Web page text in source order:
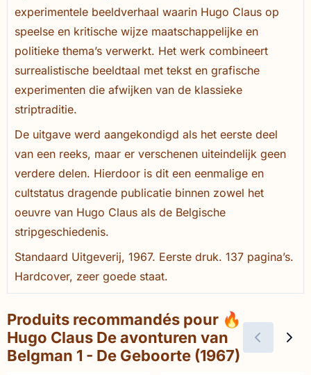
experimentele beeldverhaal waarin Hugo Claus op
speelse en kritische wijze maatschappelijke en
politieke thema’s verwerkt. Het werk combineert
surrealistische beeldtaal met tekst en grafische
experimenten die afwijken van de klassieke
striptraditie.
De uitgave werd aangekondigd als het eerste deel
van een reeks, maar er verschenen uiteindelijk geen
verdere delen. Hierdoor is dit een eenmalige en
cultstatus dragende publicatie binnen zowel het
oeuvre van Hugo Claus als de Belgische
stripgeschiedenis.
Standaard Uitgeverij, 1967. Eerste druk. 137 pagina’s.
Hardcover, zeer goede staat.
Produits recommandés pour 🔥
Hugo Claus De avonturen van
Belgman 1 - De Geboorte (1967)